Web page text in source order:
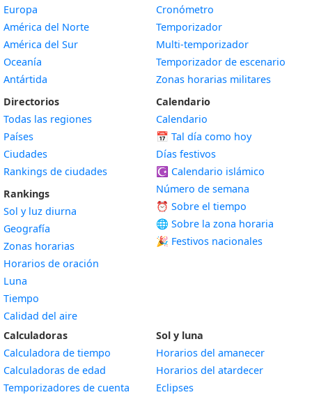
Europa
América del Norte
América del Sur
Oceanía
Antártida
Directorios
Todas las regiones
Países
Ciudades
Rankings de ciudades
Rankings
Sol y luz diurna
Geografía
Zonas horarias
Horarios de oración
Luna
Tiempo
Calidad del aire
Cronómetro
Temporizador
Multi-temporizador
Temporizador de escenario
Zonas horarias militares
Calendario
Calendario
📅 Tal día como hoy
Días festivos
☪️ Calendario islámico
Número de semana
⏰ Sobre el tiempo
🌐 Sobre la zona horaria
🎉 Festivos nacionales
Calculadoras
Calculadora de tiempo
Calculadoras de edad
Temporizadores de cuenta
Sol y luna
Horarios del amanecer
Horarios del atardecer
Eclipses